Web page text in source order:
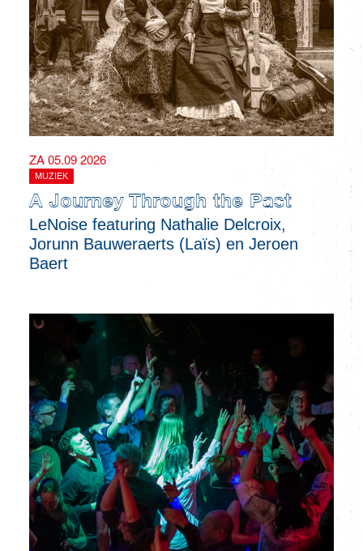
ZA 05.09 2026
MUZIEK
A Journey Through the Past
LeNoise featuring Nathalie Delcroix,
Jorunn Bauweraerts (Laïs) en Jeroen
Baert